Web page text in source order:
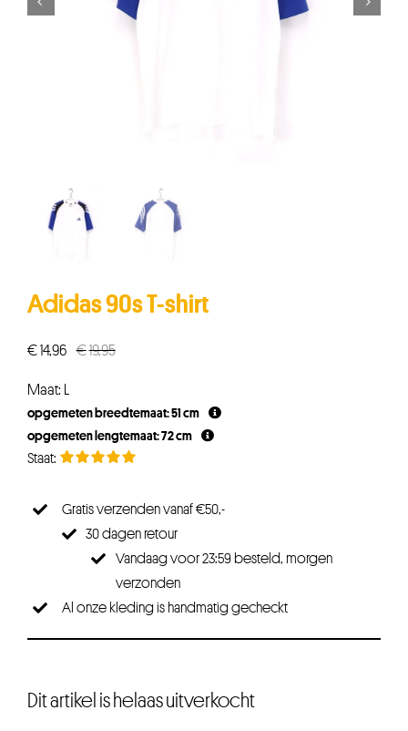
Adidas 90s T-shirt
€19,95Oorspronkelijke
€19,95.
€14,96
Huidige
€14,96.
Maat: L
opgemeten breedtemaat: 51 cm
opgemeten lengtemaat: 72 cm
Gratis verzenden vanaf €50,-
30 dagen retour
Vandaag voor 23:59 besteld, morgen
verzonden
Al onze kleding is handmatig gecheckt
Dit artikel is helaas uitverkocht